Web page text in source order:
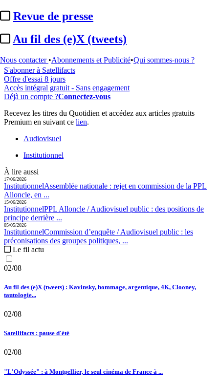
Revue de presse
Au fil des (e)X (tweets)
Nous contacter •Abonnements et Publicité•Qui sommes-nous ?
Cet article est réservé à nos abonnés
Pour accéder à cet article, à l'ensemble du site, découvrez nos
S'abonner à Satellifacts
Offre d'essai 8 jours
Accès intégral gratuit - Sans engagement
Déjà un compte ?Connectez-vous
Recevez les titres du Quotidien et accédez aux articles gratuits
Premium en suivant ce lien.
Audiovisuel
Institutionnel
À lire aussi
17/06/2026
InstitutionnelAssemblée nationale : rejet en commission de la PPL
Alloncle, en ...
15/06/2026
InstitutionnelPPL Alloncle / Audiovisuel public : des positions de
principe derrière ...
05/05/2026
InstitutionnelCommission d’enquête / Audiovisuel public : les
préconisations des groupes politiques, ...
Le fil actu
02/08
Au fil des (e)X (tweets) : Kavinsky, hommage, argentique, 4K, Clooney,
tautologie...
02/08
Satellifacts : pause d'été
02/08
"L'Odyssée" : à Montpellier, le seul cinéma de France à ...